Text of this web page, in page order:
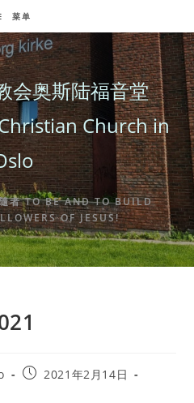
菜单
会奥斯陆福音堂
Church in
者 TO BE AND TO BUILD
OF JESUS!
Post2021年2月14日